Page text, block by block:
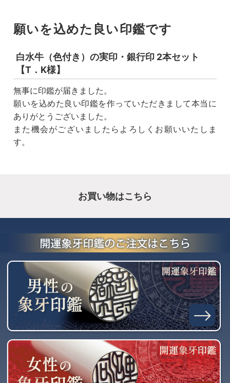
願いを込めた良い印鑑です
白水牛（色付き）の実印・銀行印 2本セット
【T．K様】
無事に印鑑が届きました。
願いを込めた良い印鑑を作っていただきまして本当に
ありがとうございました。
また機会がございましたらよろしくお願いいたしま
す。
お買い物はこちら